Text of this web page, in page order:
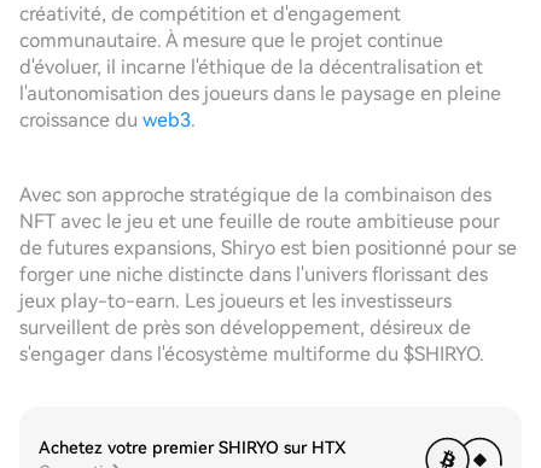
créativité, de compétition et d'engagement
communautaire. À mesure que le projet continue
d'évoluer, il incarne l'éthique de la décentralisation et
l'autonomisation des joueurs dans le paysage en pleine
croissance du web3.
Avec son approche stratégique de la combinaison des
NFT avec le jeu et une feuille de route ambitieuse pour
de futures expansions, Shiryo est bien positionné pour se
forger une niche distincte dans l'univers florissant des
jeux play-to-earn. Les joueurs et les investisseurs
surveillent de près son développement, désireux de
s'engager dans l'écosystème multiforme du $SHIRYO.
Achetez votre premier SHIRYO sur HTX